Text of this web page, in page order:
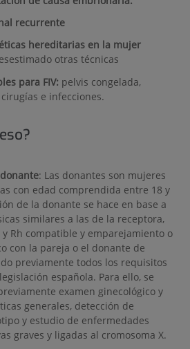
recurrente
hereditarias en la mujer
otras técnicas
para FIV: pelvis congelada,
e infecciones.
: Las donantes son mujeres
con edad comprendida entre 18 y
de la donante se hace en base a
similares a las de la receptora,
Rh compatible y emparejamiento o
con la pareja o el donante de
previamente todos los requisitos
española. Para ello, se
examen ginecológico y
generales, detección de
y estudio de enfermedades
graves y ligadas al cromosoma X.